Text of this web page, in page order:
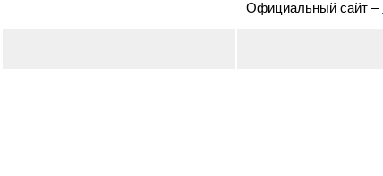
Официальный сайт –